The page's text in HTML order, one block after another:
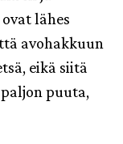
lähes
avohakkuun
eikä siitä
puuta,